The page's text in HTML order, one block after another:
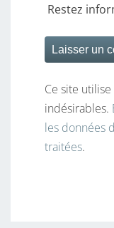
Restez
Ce site
indésirables.
les données
traitées.